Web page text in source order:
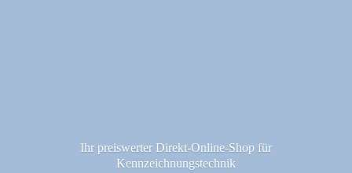
Ihr preiswerter Direkt-Online-Shop für
Kennzeichnungstechnik